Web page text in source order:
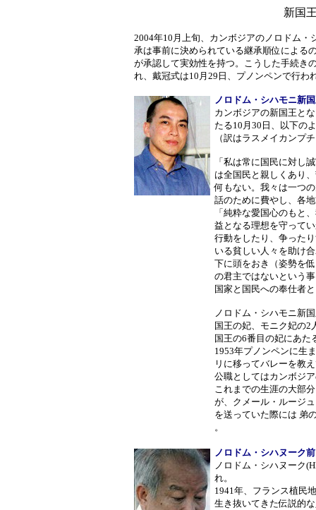
新国
2004年10月上旬、カンボジアのノロドム
承は事前に決められている継承順位による
が承認して実効性を持つ。こうした手続き
れ、戴冠式は10月29日、プノンペンで行わ
ノロドム・シハモニ新
カンボジアの新国王と
たる10月30日、以下の
（訳はラスメイカンプ
「私は常に国民に対し
は全国民と親しくあり
何もない。我々は一つ
話のために費やし、各
「純粋な愛国心のもと
益となる理想を守って
行動をしたり、争った
いる貧しい人々を助け
下に頭をおき（姿勢を
の君主ではないという
国家と国民への奉仕者
ノロドム・シハモニ新
国王の妃、モニク妃の2
国王の6番目の妃にあた
1953年プノンペンに生
リに移ってバレーを教
公職としてはカンボジ
これまでの生涯の大部
が、クメール・ルージ
を送っていた際には 弟
。
ノロドム・シハヌーク
ノロドム・シハヌーク
れ。
1941年、フランス植民
生き抜いてきた伝説的